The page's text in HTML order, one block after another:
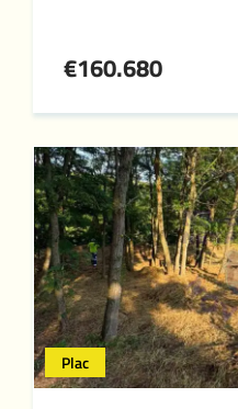
€160.680
Plac